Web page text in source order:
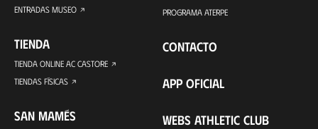
ENTRADAS MUSEO
TIENDA
TIENDA ONLINE AC CASTORE
TIENDAS FÍSICAS
SAN MAMÉS
PROGRAMA ATERPE
CONTACTO
APP OFICIAL
WEBS ATHLETIC CLUB